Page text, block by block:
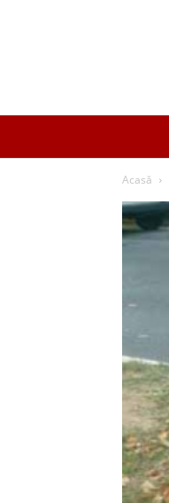
Acasă